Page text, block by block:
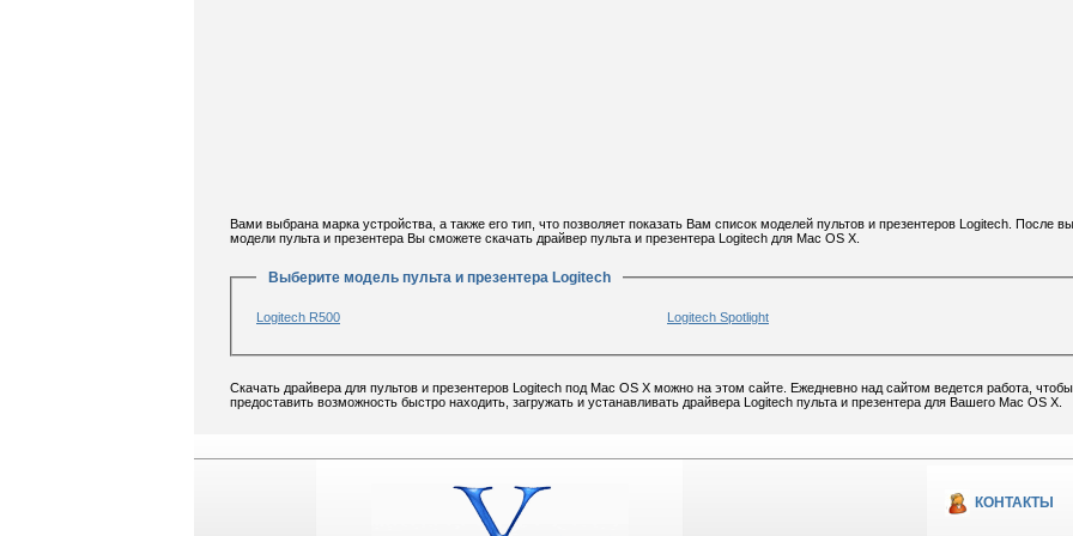
Вами выбрана марка устройства, а также его тип, что позволяет показать Вам список моделей пультов и презентеров Logitech. После
модели пульта и презентера Вы сможете скачать драйвер пульта и презентера Logitech для Mac OS X.
Выберите модель пульта и презентера Logitech
Logitech R500 Logitech Spotlight
Скачать драйвера для пультов и презентеров Logitech под Mac OS X можно на этом сайте. Ежедневно над сайтом ведется работа, чтобы
предоставить возможность быстро находить, загружать и устанавливать драйвера Logitech пульта и презентера для Вашего Mac OS X.
КОНТАКТЫ